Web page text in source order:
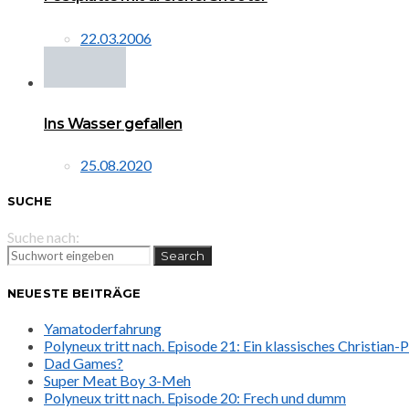
22.03.2006
Ins Wasser gefallen
25.08.2020
SUCHE
Suche nach:
Search
NEUESTE BEITRÄGE
Yamatoderfahrung
Polyneux tritt nach. Episode 21: Ein klassisches Christian-
Dad Games?
Super Meat Boy 3-Meh
Polyneux tritt nach. Episode 20: Frech und dumm